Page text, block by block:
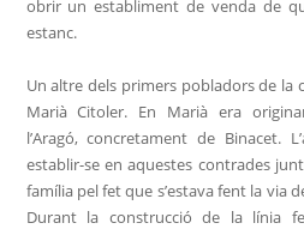
obrir un establiment de venda de
estanc.
Un altre dels primers pobladors de la
Marià Citoler. En Marià era
l’Aragó, concretament de Binacet.
establir-se en aquestes contrades
família pel fet que s’estava fent la via
Durant la construcció de la línia